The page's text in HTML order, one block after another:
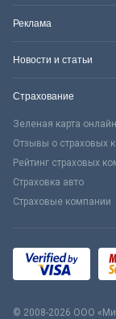
Реклама
Новости и статьи
Страхование
Зеленая карта онлайн
Отзывы о страховых
Рейтинг страховых
Страховка авто
Страховые компании
© 2008-2026 ООО